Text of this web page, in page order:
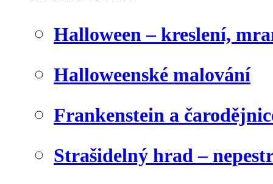
Halloween – kreslení,
Halloweenské malování
Frankenstein a
Strašidelný hrad –